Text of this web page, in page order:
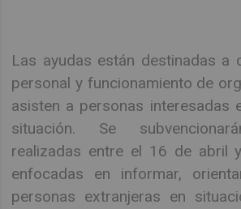
Las ayudas están destinadas a
personal y funcionamiento de
asisten a personas interesadas
situación. Se
realizadas entre el 16 de abril
enfocadas en informar,
personas extranjeras en